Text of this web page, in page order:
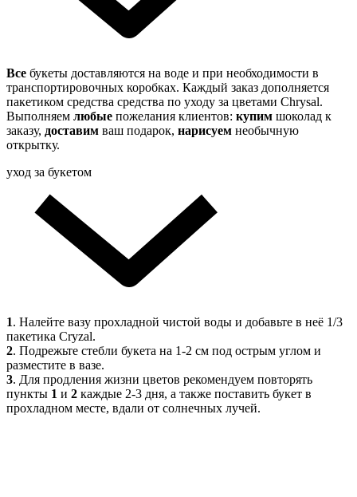
Все букеты доставляются на воде и при необходимости в
транспортировочных коробках. Каждый заказ дополняется
пакетиком средства средства по уходу за цветами Chrysal.
Выполняем любые пожелания клиентов: купим шоколад к
заказу, доставим ваш подарок, нарисуем необычную
открытку.
уход за букетом
1. Налейте вазу прохладной чистой воды и добавьте в неё 1/3
пакетика Cryzal.
2. Подрежьте стебли букета на 1-2 см под острым углом и
разместите в вазе.
3. Для продления жизни цветов рекомендуем повторять
пункты 1 и 2 каждые 2-3 дня, а также поставить букет в
прохладном месте, вдали от солнечных лучей.